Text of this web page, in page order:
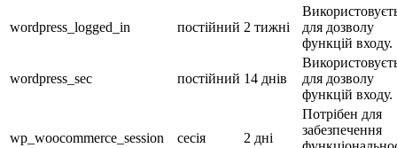
wordpress_logged_in постійний 2 тижні
для дозволу
функцій входу.
wordpress_sec постійний 14 днів
для дозволу
функцій входу.
wp_woocommerce_session сесія 2 дні
Потрібен для
забезпечення